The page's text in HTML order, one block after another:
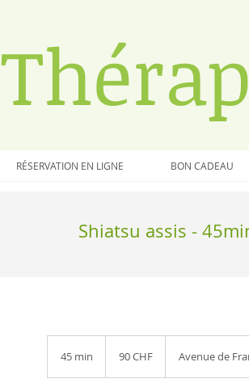
RÉSERVATION EN LIGNE BON CADEAU
Shiatsu assis -
45 min
suisses
90 CHF Avenue de